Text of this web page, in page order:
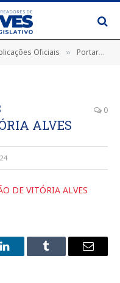
Oficiais » Portarias
ALVES
0
DE VITÓRIA ALVES
LinkedInTumblr
E-